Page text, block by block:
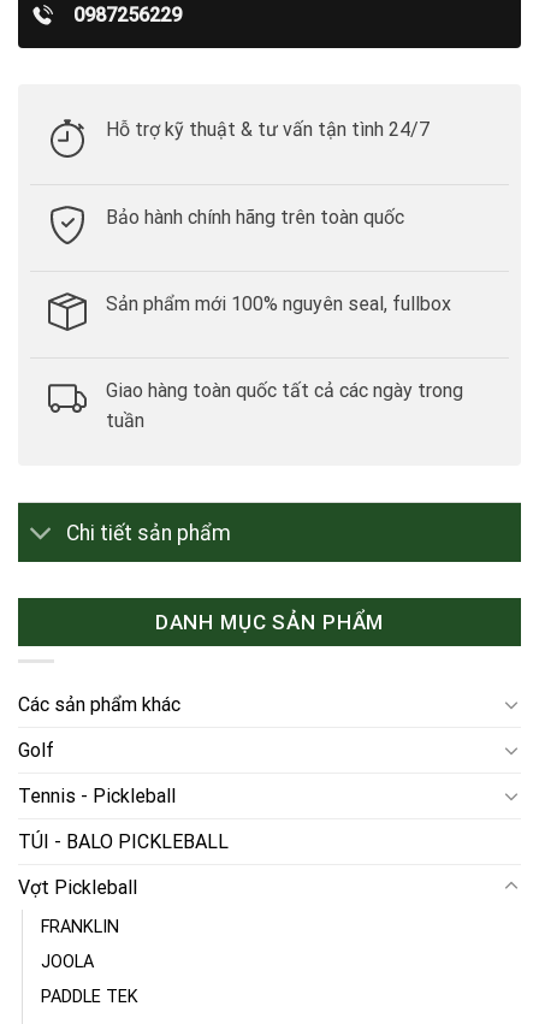
0987256229
Hỗ trợ kỹ thuật & tư vấn tận tình 24/7
Bảo hành chính hãng trên toàn quốc
Sản phẩm mới 100% nguyên seal, fullbox
Giao hàng toàn quốc tất cả các ngày trong
tuần
Chi tiết sản phẩm
DANH MỤC SẢN PHẨM
Các sản phẩm khác
Golf
Tennis - Pickleball
TÚI - BALO PICKLEBALL
Vợt Pickleball
FRANKLIN
JOOLA
PADDLE TEK